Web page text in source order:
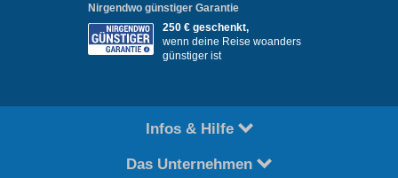
Nirgendwo günstiger Garantie
250 € geschenkt,
wenn deine Reise woanders
günstiger ist
Infos & Hilfe
Das Unternehmen